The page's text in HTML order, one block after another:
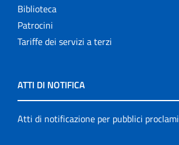
Biblioteca
Patrocini
Tariffe dei servizi a terzi
ATTI DI NOTIFICA
Atti di notificazione per pubblici proclami